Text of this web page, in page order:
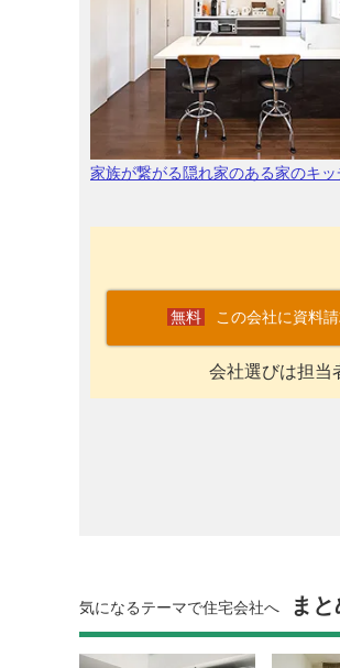
家族が繋がる隠れ家のある家のキッ
この会社に資料
会社選びは担当
気になるテーマで住宅会社へ ま